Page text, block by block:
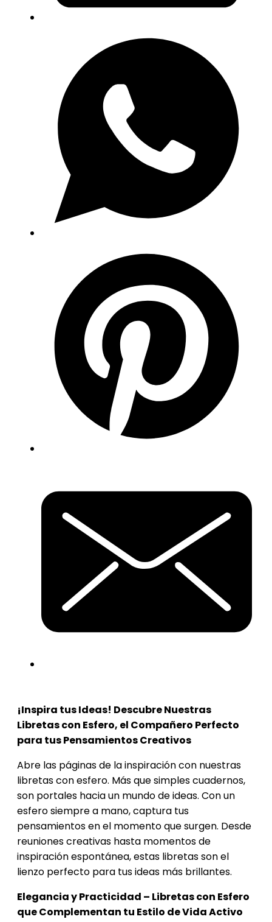
¡Inspira tus Ideas! Descubre Nuestras
Libretas con Esfero, el Compañero Perfecto
para tus Pensamientos Creativos
Abre las páginas de la inspiración con nuestras
libretas con esfero. Más que simples cuadernos,
son portales hacia un mundo de ideas. Con un
esfero siempre a mano, captura tus
pensamientos en el momento que surgen. Desde
reuniones creativas hasta momentos de
inspiración espontánea, estas libretas son el
lienzo perfecto para tus ideas más brillantes.
Elegancia y Practicidad – Libretas con Esfero
que Complementan tu Estilo de Vida Activo